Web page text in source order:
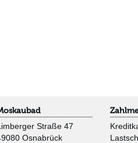
Straße 47
Osnabrück